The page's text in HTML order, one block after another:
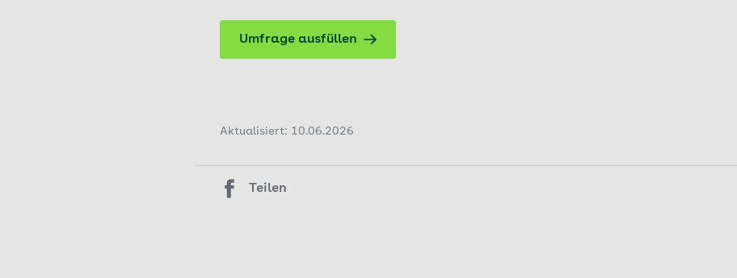
Umfrage ausfüllen
Aktualisiert: 10.06.2026
Teilen